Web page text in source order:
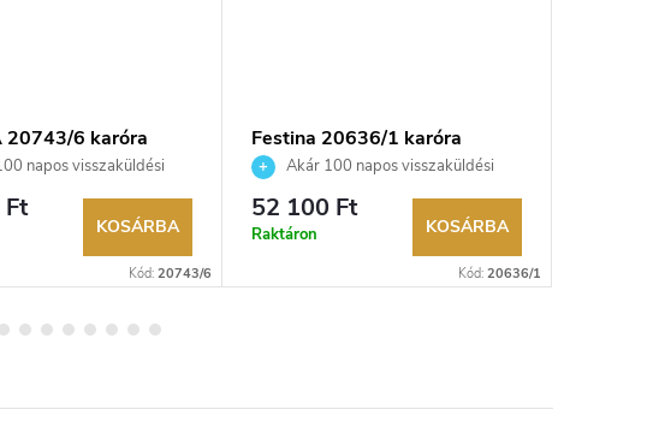
20743/6 karóra
napos visszaküldési
márkakereskedő.
KOSÁRBA
Kód: 20743/6
Festina 20636/1 karóra
Akár 100 napos visszaküldési
lehetőség. Hivatalos márkakereskedő.
52 100 Ft
Raktáron KOSÁRBA
Kód: 20636/1